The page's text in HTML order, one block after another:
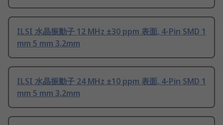
ILSI 水晶振動子 12 MHz ±30 ppm 表面, 4-Pin SMD 1
mm 5 mm 3.2mm
ILSI 水晶振動子 24 MHz ±10 ppm 表面, 4-Pin SMD 1
mm 5 mm 3.2mm